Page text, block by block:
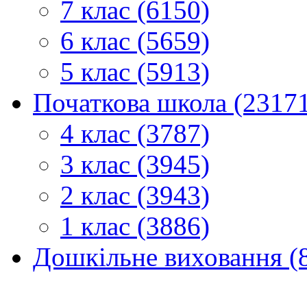
7 клас (6150)
6 клас (5659)
5 клас (5913)
Початкова школа
4 клас (3787)
3 клас (3945)
2 клас (3943)
1 клас (3886)
Дошкільне виховання